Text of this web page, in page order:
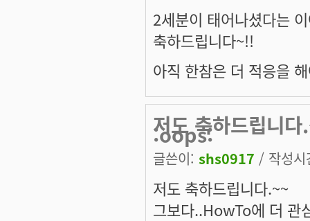
2세분이 태어나셨다는
축하드립니다~!!
아직 한참은 더 적응을
저도 축하드립니
:oops:
글쓴이: shs0917 / 작성
저도 축하드립니다.~~
그보다..HowTo에 더 관